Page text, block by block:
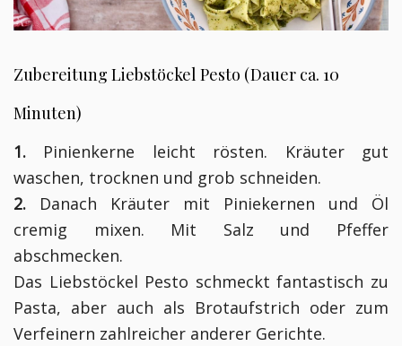
Zubereitung Liebstöckel Pesto (Dauer ca. 10
Minuten)
1. Pinienkerne leicht rösten. Kräuter gut
waschen, trocknen und grob schneiden.
2. Danach Kräuter mit Piniekernen und Öl
cremig mixen. Mit Salz und Pfeffer
abschmecken.
Das Liebstöckel Pesto schmeckt fantastisch zu
Pasta, aber auch als Brotaufstrich oder zum
Verfeinern zahlreicher anderer Gerichte.